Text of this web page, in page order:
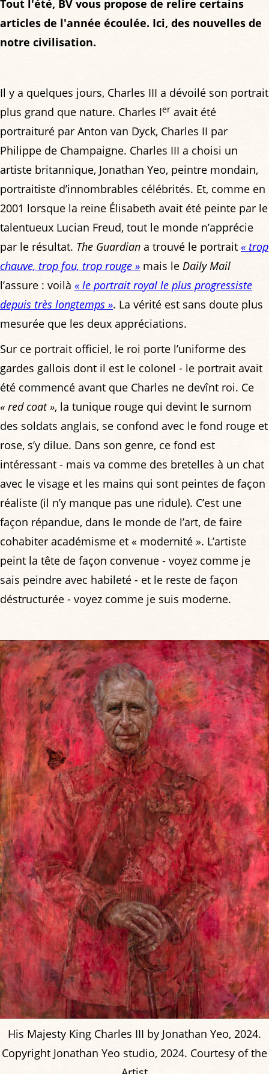
Tout l'été, BV vous propose de relire certains
articles de l'année écoulée. Ici, des nouvelles de
notre civilisation.
Il y a quelques jours, Charles III a dévoilé son portrait
plus grand que nature. Charles Ier avait été
portraituré par Anton van Dyck, Charles II par
Philippe de Champaigne. Charles III a choisi un
artiste britannique, Jonathan Yeo, peintre mondain,
portraitiste d’innombrables célébrités. Et, comme en
2001 lorsque la reine Élisabeth avait été peinte par le
talentueux Lucian Freud, tout le monde n’apprécie
par le résultat. The Guardian a trouvé le portrait « trop
chauve, trop fou, trop rouge » mais le Daily Mail
l’assure : voilà « le portrait royal le plus progressiste
depuis très longtemps ». La vérité est sans doute plus
mesurée que les deux appréciations.
Sur ce portrait officiel, le roi porte l’uniforme des
gardes gallois dont il est le colonel - le portrait avait
été commencé avant que Charles ne devînt roi. Ce
« red coat », la tunique rouge qui devint le surnom
des soldats anglais, se confond avec le fond rouge et
rose, s’y dilue. Dans son genre, ce fond est
intéressant - mais va comme des bretelles à un chat
avec le visage et les mains qui sont peintes de façon
réaliste (il n’y manque pas une ridule). C’est une
façon répandue, dans le monde de l’art, de faire
cohabiter académisme et « modernité ». L’artiste
peint la tête de façon convenue - voyez comme je
sais peindre avec habileté - et le reste de façon
déstructurée - voyez comme je suis moderne.
His Majesty King Charles III by Jonathan Yeo, 2024.
Copyright Jonathan Yeo studio, 2024. Courtesy of the